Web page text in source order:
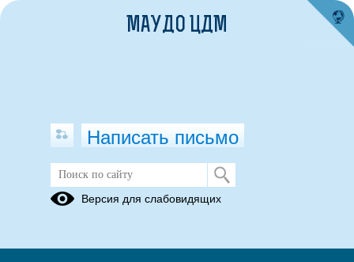
Публикации за Июнь 2026
Встреча с Героями
МАУДО ЦДМ
Написать письмо
Версия для слабовидящих